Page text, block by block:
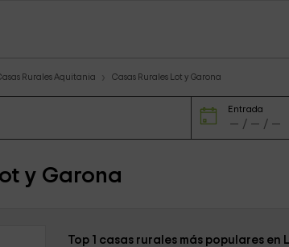
Rurales Aquitania Casas Rurales Lot y Garona
Entrada
y Garona
Top 1 casas rurales más populares en